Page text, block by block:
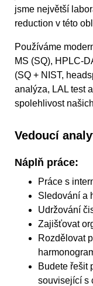
jsme největší
reduction v této
Používáme
MS (SQ), HPLC-
(SQ + NIST,
analýza, LAL test
spolehlivost
Vedoucí
Náplň práce:
Práce s
Sledování a
Udržování
Zajišťovat
Rozdělovat
Budete řešit
související s